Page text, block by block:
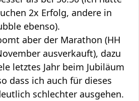
2x Erfolg, andere in
ebenso).
aber der Marathon (HH
ausverkauft), dazu
letztes Jahr beim Jubiläum
dass ich auch für dieses
schlechter ausgehen.